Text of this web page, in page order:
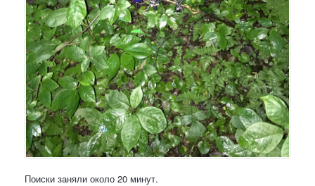
Поиски заняли около 20 минут.